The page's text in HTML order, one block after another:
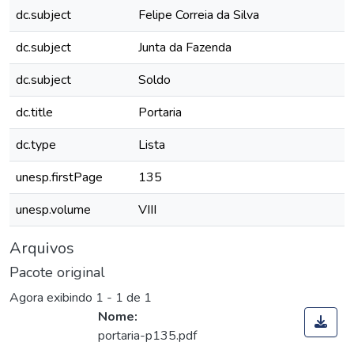
dc.subject
Felipe Correia da Silva
dc.subject
Junta da Fazenda
dc.subject
Soldo
dc.title
Portaria
dc.type
Lista
unesp.firstPage
135
unesp.volume
VIII
Arquivos
Pacote original
Agora exibindo 1 - 1 de 1
Nome:
portaria-p135.pdf